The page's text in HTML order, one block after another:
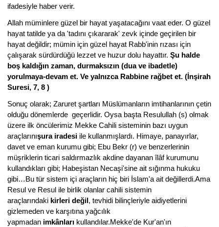
ifadesiyle haber verir.
Allah müminlere güzel bir hayat yaşatacağını vaat eder. O güzel
hayat tatilde ya da 'tadını çıkararak' zevk içinde geçirilen bir
hayat değildir; mümin için güzel hayat Rabb'inin rızası için
çalışarak sürdürdüğü lezzet ve huzur dolu hayattır. Şu halde
boş kaldığın zaman, durmaksızın (dua ve ibadetle)
yorulmaya-devam et. Ve yalnızca Rabbine rağbet et. (İnşirah
Suresi, 7, 8 )
Sonuç olarak; Zaruret şartları Müslümanların imtihanlarının çetin
olduğu dönemlerde geçerlidir. Oysa başta Resulullah (s) olmak
üzere ilk öncülerimiz Mekke Cahili sisteminin bazı uygun
araçlarınışura iradesi ile kullanmışlardı. Himaye, panayırlar,
davet ve eman kurumu gibi; Ebu Bekr (r) ve benzerlerinin
müşriklerin ticari saldırmazlık akdine dayanan îlâf kurumunu
kullandıkları gibi; Habeşistan Necaşi'sine ait sığınma hukuku
gibi…Bu tür sistem içi araçların hiç biri İslam'a ait değillerdi.Ama
Resul ve Resul ile birlik olanlar cahili sistemin
araçlarındaki kirleri değil, tevhidi bilinçleriyle aidiyetlerini
gizlemeden ve karşıtına yağcılık
yapmadan imkânları kullandılar.Mekke'de Kur'an'ın